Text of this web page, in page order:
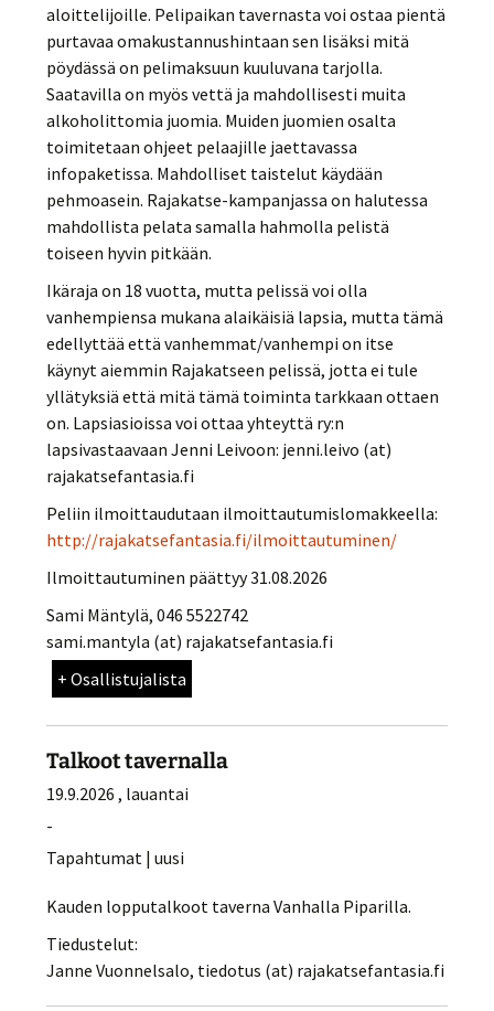
aloittelijoille. Pelipaikan tavernasta voi ostaa pientä
purtavaa omakustannushintaan sen lisäksi mitä
pöydässä on pelimaksuun kuuluvana tarjolla.
Saatavilla on myös vettä ja mahdollisesti muita
alkoholittomia juomia. Muiden juomien osalta
toimitetaan ohjeet pelaajille jaettavassa
infopaketissa. Mahdolliset taistelut käydään
pehmoasein. Rajakatse-kampanjassa on halutessa
mahdollista pelata samalla hahmolla pelistä
toiseen hyvin pitkään.
Ikäraja on 18 vuotta, mutta pelissä voi olla
vanhempiensa mukana alaikäisiä lapsia, mutta tämä
edellyttää että vanhemmat/vanhempi on itse
käynyt aiemmin Rajakatseen pelissä, jotta ei tule
yllätyksiä että mitä tämä toiminta tarkkaan ottaen
on. Lapsiasioissa voi ottaa yhteyttä ry:n
lapsivastaavaan Jenni Leivoon: jenni.leivo (at)
rajakatsefantasia.fi
Peliin ilmoittaudutaan ilmoittautumislomakkeella:
http://rajakatsefantasia.fi/ilmoittautuminen/
Ilmoittautuminen päättyy 31.08.2026
Sami Mäntylä, 046 5522742
sami.mantyla (at) rajakatsefantasia.fi
+ Osallistujalista
Kati H
Anne H
Jukka S
Christa G
Peetu H
Venla S
Talkoot tavernalla
19.9.2026 , lauantai
-
Tapahtumat | uusi
Kauden lopputalkoot taverna Vanhalla Piparilla.
Tiedustelut:
Janne Vuonnelsalo, tiedotus (at) rajakatsefantasia.fi